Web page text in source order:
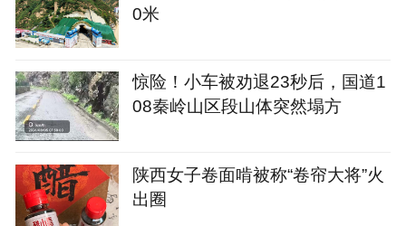
0米
惊险！小车被劝退23秒后，国道1
08秦岭山区段山体突然塌方
陕西女子卷面啃被称“卷帘大将”火
出圈